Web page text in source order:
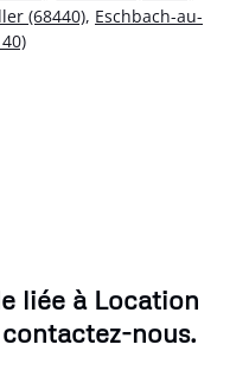
(68440), Eschbach-au-
liée à Location
nous.